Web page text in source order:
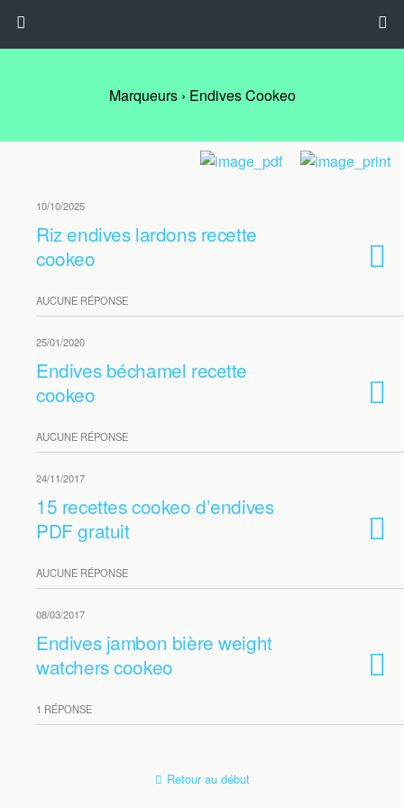
Marqueurs › Endives Cookeo
10/10/2025
Riz endives lardons recette
cookeo
AUCUNE RÉPONSE
25/01/2020
Endives béchamel recette
cookeo
AUCUNE RÉPONSE
24/11/2017
15 recettes cookeo d’endives
PDF gratuit
AUCUNE RÉPONSE
08/03/2017
Endives jambon bière weight
watchers cookeo
1 RÉPONSE
Retour au début